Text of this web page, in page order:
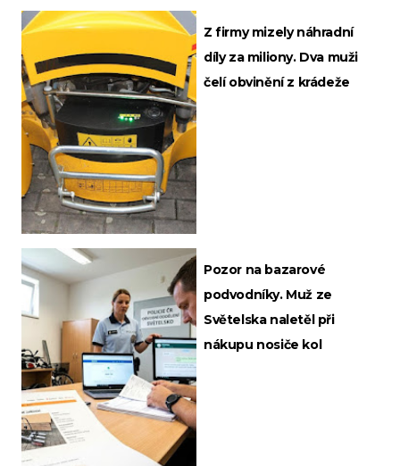
Z firmy mizely náhradní
díly za miliony. Dva muži
čelí obvinění z krádeže
Pozor na bazarové
podvodníky. Muž ze
Světelska naletěl při
nákupu nosiče kol